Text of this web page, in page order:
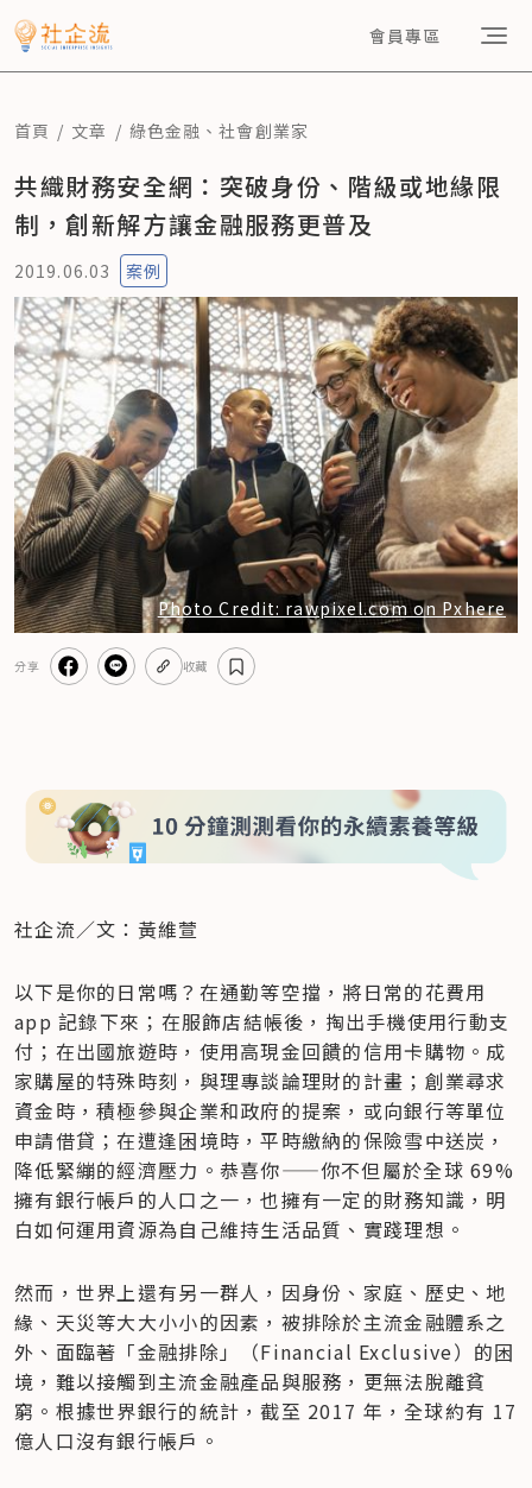
會員專區
首頁 文章 綠色金融 、社會創業家
共織財務安全網：突破身份、階級或地緣限
制，創新解方讓金融服務更普及
2019.06.03 案例
Photo Credit: rawpixel.com on Pxhere
分享 收藏
社企流／文：黃維萱
以下是你的日常嗎？在通勤等空擋，將日常的花費用
app 記錄下來；在服飾店結帳後，掏出手機使用行動支
付；在出國旅遊時，使用高現金回饋的信用卡購物。成
家購屋的特殊時刻，與理專談論理財的計畫；創業尋求
資金時，積極參與企業和政府的提案，或向銀行等單位
申請借貸；在遭逢困境時，平時繳納的保險雪中送炭，
降低緊繃的經濟壓力。恭喜你——你不但屬於全球 69%
擁有銀行帳戶的人口之一，也擁有一定的財務知識，明
白如何運用資源為自己維持生活品質、實踐理想。
然而，世界上還有另一群人，因身份、家庭、歷史、地
緣、天災等大大小小的因素，被排除於主流金融體系之
外、面臨著「金融排除」（Financial Exclusive）的困
境，難以接觸到主流金融產品與服務，更無法脫離貧
窮。根據世界銀行的統計，截至 2017 年，全球約有 17
億人口沒有銀行帳戶。